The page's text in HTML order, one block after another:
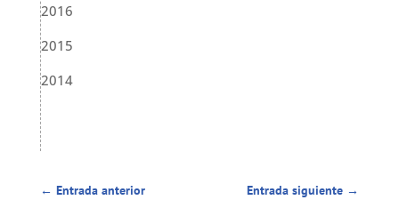
2016
2015
2014
← Entrada anterior Entrada siguiente →